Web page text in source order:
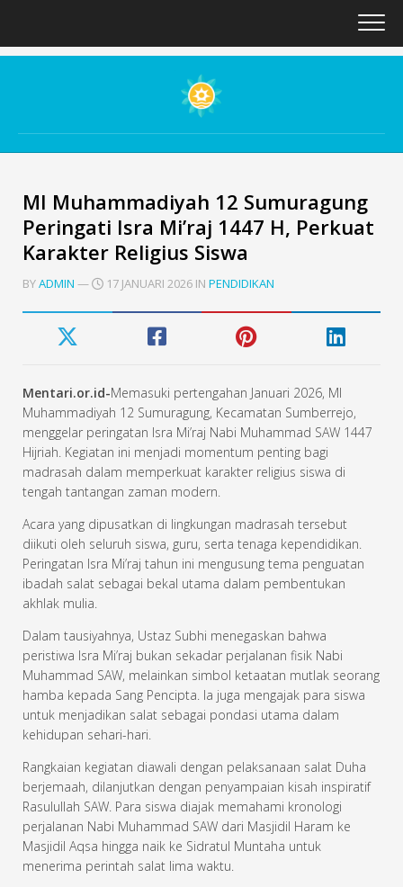
content
MI Muhammadiyah 12 Sumuragung
Peringati Isra Mi’raj 1447 H, Perkuat
Karakter Religius Siswa
BYADMIN — 17 JANUARI 2026 IN PENDIDIKAN
Mentari.or.id-Memasuki pertengahan Januari 2026, MI
Muhammadiyah 12 Sumuragung, Kecamatan Sumberrejo,
menggelar peringatan Isra Mi’raj Nabi Muhammad SAW 1447
Hijriah. Kegiatan ini menjadi momentum penting bagi
madrasah dalam memperkuat karakter religius siswa di
tengah tantangan zaman modern.
Acara yang dipusatkan di lingkungan madrasah tersebut
diikuti oleh seluruh siswa, guru, serta tenaga kependidikan.
Peringatan Isra Mi’raj tahun ini mengusung tema penguatan
ibadah salat sebagai bekal utama dalam pembentukan
akhlak mulia.
Dalam tausiyahnya, Ustaz Subhi menegaskan bahwa
peristiwa Isra Mi’raj bukan sekadar perjalanan fisik Nabi
Muhammad SAW, melainkan simbol ketaatan mutlak seorang
hamba kepada Sang Pencipta. Ia juga mengajak para siswa
untuk menjadikan salat sebagai pondasi utama dalam
kehidupan sehari-hari.
Rangkaian kegiatan diawali dengan pelaksanaan salat Duha
berjemaah, dilanjutkan dengan penyampaian kisah inspiratif
Rasulullah SAW. Para siswa diajak memahami kronologi
perjalanan Nabi Muhammad SAW dari Masjidil Haram ke
Masjidil Aqsa hingga naik ke Sidratul Muntaha untuk
menerima perintah salat lima waktu.